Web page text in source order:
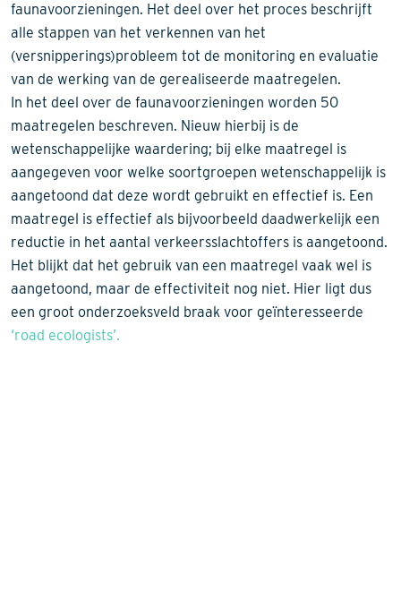
faunavoorzieningen. Het deel over het proces beschrijft
alle stappen van het verkennen van het
(versnipperings)probleem tot de monitoring en evaluatie
van de werking van de gerealiseerde maatregelen.
In het deel over de faunavoorzieningen worden 50
maatregelen beschreven. Nieuw hierbij is de
wetenschappelijke waardering; bij elke maatregel is
aangegeven voor welke soortgroepen wetenschappelijk is
aangetoond dat deze wordt gebruikt en effectief is. Een
maatregel is effectief als bijvoorbeeld daadwerkelijk een
reductie in het aantal verkeersslachtoffers is aangetoond.
Het blijkt dat het gebruik van een maatregel vaak wel is
aangetoond, maar de effectiviteit nog niet. Hier ligt dus
een groot onderzoeksveld braak voor geïnteresseerde
‘road ecologists’.